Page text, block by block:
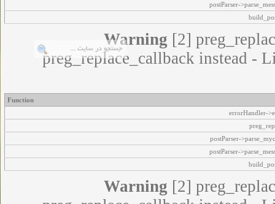
postParser-
Warning [2]
preg_replace_callback instead -
Function
errorHandler-
postParser-
postParser-
Warning [2]